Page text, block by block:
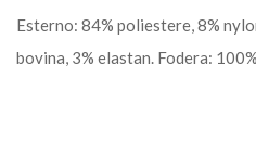
Esterno: 84% poliestere, 8%
bovina, 3% elastan. Fodera: